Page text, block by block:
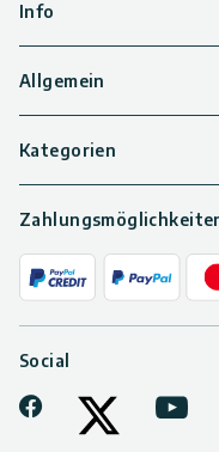
Info
Allgemein
Kategorien
Social
Facebook